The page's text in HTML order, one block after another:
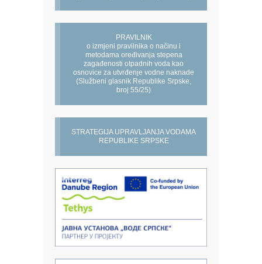
PRAVILNIK
o izmjeni pravilnika o načinu i
metodama oređivanja stepena
zagađenosti otpadnih voda kao
osnovice za utvrđenje vodne naknade
(Službeni glasnik Republike Srpske,
broj 55/25)
STRATEGIJA UPRAVLJANJA VODAMA
REPUBLIKE SRPSKE